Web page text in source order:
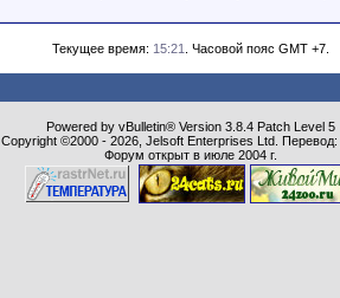
Текущее время: 15:21 . Часовой пояс GMT +7.
Powered by vBulletin® Version 3.8.4 Patch Level 5
Copyright ©2000 - 2026, Jelsoft Enterprises Ltd. Перевод:
Форум открыт в июле 2004 г.